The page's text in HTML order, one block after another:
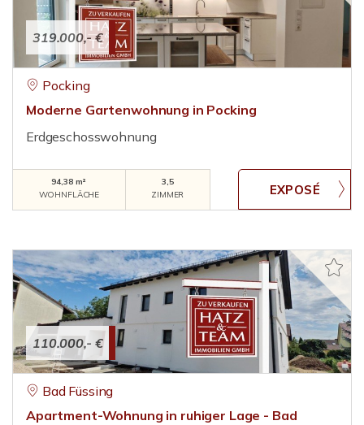
319.000,- €
Pocking
Moderne Gartenwohnung in Pocking
Erdgeschosswohnung
94,38 m²
WOHNFLÄCHE
3,5
ZIMMER
110.000,- €
Bad Füssing
Apartment-Wohnung in ruhiger Lage - Bad